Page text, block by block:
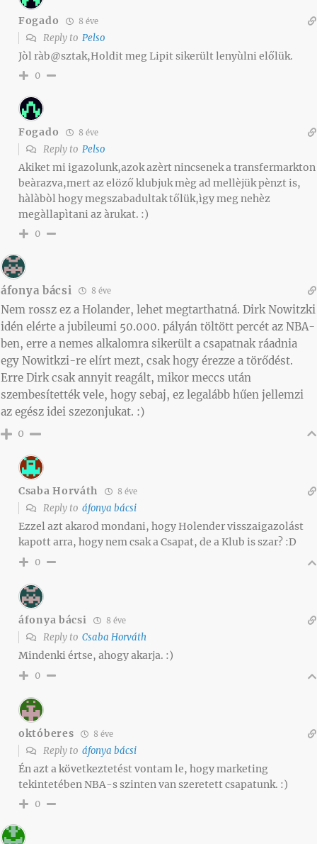
Fogado 8 éve
Reply to Pelso
Jòl ràb@sztak,Holdit meg Lipit sikerült lenyùlni előlük.
0
Fogado 8 éve
Reply to Pelso
Akiket mi igazolunk,azok azèrt nincsenek a transfermarkton
beàrazva,mert az elöző klubjuk mèg ad mellèjük pènzt is,
hàlàbòl hogy megszabadultak tőlük,ìgy meg nehèz
megàllapìtani az àrukat. :)
0
áfonya bácsi 8 éve
Nem rossz ez a Holander, lehet megtarthatná. Dirk Nowitzki
idén elérte a jubileumi 50.000. pályán töltött percét az NBA-
ben, erre a nemes alkalomra sikerült a csapatnak ráadnia
egy Nowitkzi-re elírt mezt, csak hogy érezze a törődést.
Erre Dirk csak annyit reagált, mikor meccs után
szembesítették vele, hogy sebaj, ez legalább hűen jellemzi
az egész idei szezonjukat. :)
0
Csaba Horváth 8 éve
Reply to áfonya bácsi
Ezzel azt akarod mondani, hogy Holender visszaigazolást
kapott arra, hogy nem csak a Csapat, de a Klub is szar? :D
0
áfonya bácsi 8 éve
Reply to Csaba Horváth
Mindenki értse, ahogy akarja. :)
0
októberes 8 éve
Reply to áfonya bácsi
Én azt a következtetést vontam le, hogy marketing
tekintetében NBA-s szinten van szeretett csapatunk. :)
0